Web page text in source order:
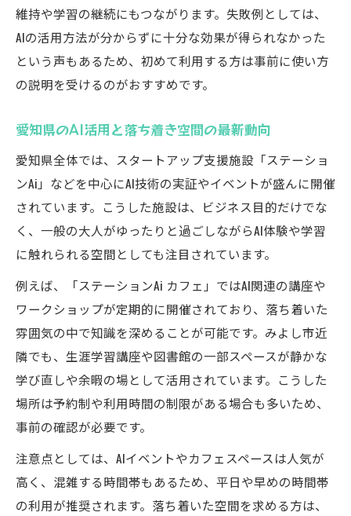
AIが叶える大人の新しい学び直し実践法
みよし市で始めるAI活用の学び直し体験記
AIによる大人向け生涯学習の最新動向解説
学び直しに適したAI活用施設の選び方とは
AIと過ごすみよし市の充実した週末アイデア
AI活用で広がる週末の大人向け余暇プラン
AIイベントやカフェ巡りで新しい休日体験を
みよし市でAIを楽しむ週末のおすすめコース
AI導入施設を活用した大人の休日リフレッシ
ュ術
維持や学習の継続にもつながります。失敗例としては、
AIの活用方法が分からずに十分な効果が得られなかった
という声もあるため、初めて利用する方は事前に使い方
の説明を受けるのがおすすめです。
愛知県のAI活用と落ち着き空間の最新動向
愛知県全体では、スタートアップ支援施設「ステーショ
ンAi」などを中心にAI技術の実証やイベントが盛んに開催
されています。こうした施設は、ビジネス目的だけでな
く、一般の大人がゆったりと過ごしながらAI体験や学習
に触れられる空間としても注目されています。
例えば、「ステーションAi カフェ」ではAI関連の講座や
ワークショップが定期的に開催されており、落ち着いた
雰囲気の中で知識を深めることが可能です。みよし市近
隣でも、生涯学習講座や図書館の一部スペースが静かな
学び直しや余暇の場として活用されています。こうした
場所は予約制や利用時間の制限がある場合も多いため、
事前の確認が必要です。
注意点としては、AIイベントやカフェスペースは人気が
高く、混雑する時間帯もあるため、平日や早めの時間帯
の利用が推奨されます。落ち着いた空間を求める方は、